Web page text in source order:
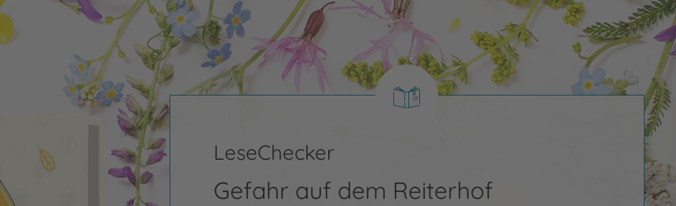
LeseChecker
Gefahr auf dem Reiterhof